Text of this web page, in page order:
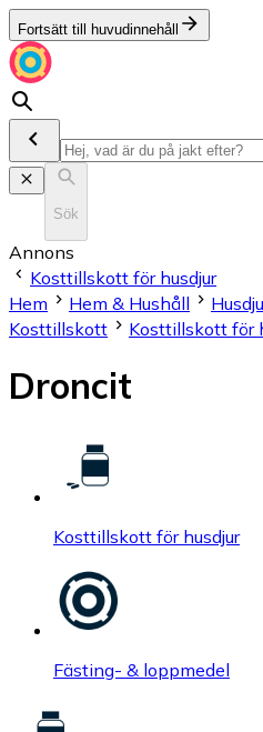
Fortsätt till huvudinnehåll
Sök
Annons
Kosttillskott för husdjur
Hem
Hem & Hushåll
Kosttillskott
Kosttillskott för
Droncit
Kosttillskott för husdjur
Fästing- & loppmedel